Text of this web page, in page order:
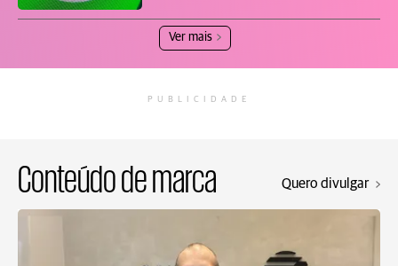
Ver mais
PUBLICIDADE
Conteúdo de marca Quero divulgar